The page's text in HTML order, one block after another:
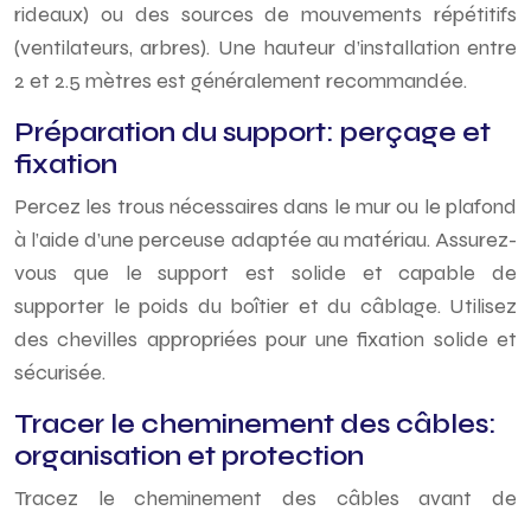
rideaux) ou des sources de mouvements répétitifs
(ventilateurs, arbres). Une hauteur d’installation entre
2 et 2.5 mètres est généralement recommandée.
Préparation du support: perçage et
fixation
Percez les trous nécessaires dans le mur ou le plafond
à l’aide d’une perceuse adaptée au matériau. Assurez-
vous que le support est solide et capable de
supporter le poids du boîtier et du câblage. Utilisez
des chevilles appropriées pour une fixation solide et
sécurisée.
Tracer le cheminement des câbles:
organisation et protection
Tracez le cheminement des câbles avant de